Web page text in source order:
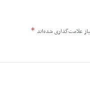
علامت‌گذاری شده‌اند *